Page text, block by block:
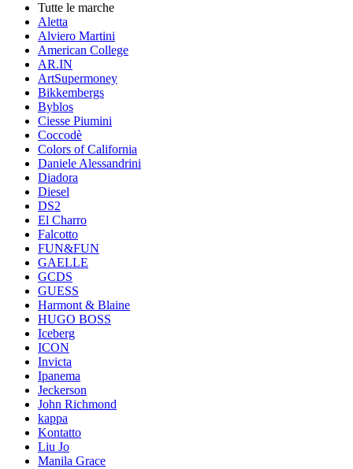
Tutte le marche
Aletta
Alviero Martini
American College
AR.IN
ArtSupermoney
Bikkembergs
Byblos
Ciesse Piumini
Coccodè
Colors of California
Daniele Alessandrini
Diadora
Diesel
DS2
El Charro
Falcotto
FUN&FUN
GAELLE
GCDS
GUESS
Harmont & Blaine
HUGO BOSS
Iceberg
ICON
Invicta
Ipanema
Jeckerson
John Richmond
kappa
Kontatto
Liu Jo
Manila Grace